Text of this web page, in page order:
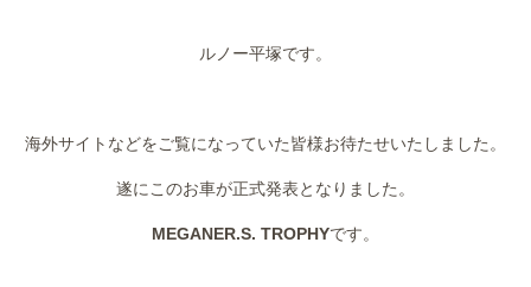
ルノー平塚です。
海外サイトなどをご覧になっていた皆様お待たせいたしました。
遂にこのお車が正式発表となりました。
MEGANER.S. TROPHYです。